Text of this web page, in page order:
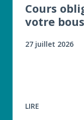
Cours
votre
27 juillet 2026
LIRE